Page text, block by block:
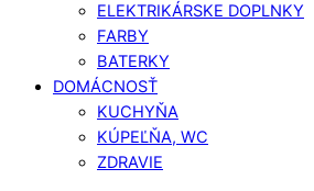
ELEKTRIKÁRSKE DOPLNKY
FARBY
BATERKY
DOMÁCNOSŤ
KUCHYŇA
KÚPEĽŇA, WC
ZDRAVIE